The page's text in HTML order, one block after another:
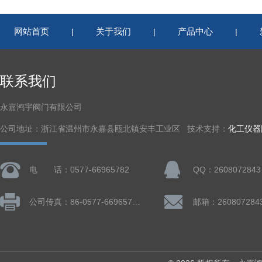
网站首页 | 关于我们 | 产品中心 |
联系我们
永嘉鸿宇阀门有限公司
公司地址：浙江省温州市永嘉县瓯北镇安丰工业区 技术支持： 化工仪
电 话：0577-66965782 QQ：2608072843
邮箱：